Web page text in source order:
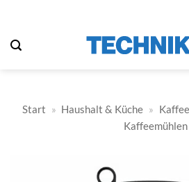
springen
Start » Haushalt & Küche »
Kaffeemühlen